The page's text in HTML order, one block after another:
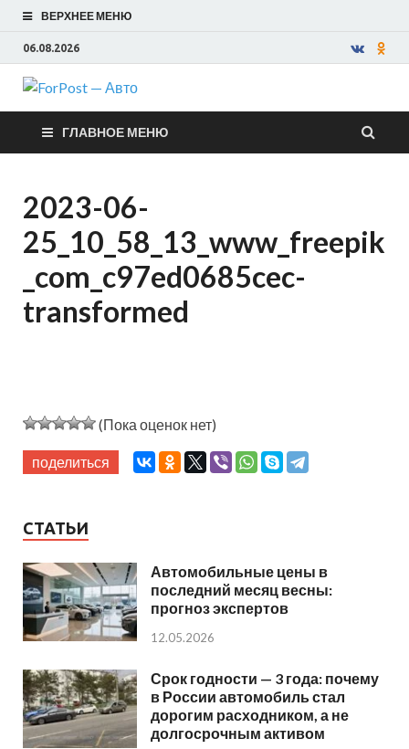
ВЕРХНЕЕ МЕНЮ
06.08.2026
ForPost —
Авто
ГЛАВНОЕ МЕНЮ
2023-06-
25_10_58_13_www_freepik
_com_c97ed0685cec-
transformed
(Пока оценок нет)
поделиться
СТАТЬИ
Автомобильные цены в
последний месяц весны:
прогноз экспертов
12.05.2026
Срок годности — 3 года: почему
в России автомобиль стал
дорогим расходником, а не
долгосрочным активом